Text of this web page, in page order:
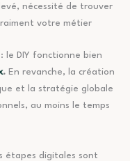
nécessité de trouver
votre métier
le DIY fonctionne bien
. En revanche, la création
et la stratégie globale
au moins le temps
étapes digitales sont